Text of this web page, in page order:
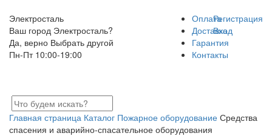
Электросталь
Ваш город Электросталь?
Да, верно Выбрать другой
Пн-Пт 10:00-19:00
Оплата
Доставка
Гарантия
Контакты
Регистрация
Вход
Главная страница Каталог Пожарное оборудование Средства
спасения и аварийно-спасательное оборудования